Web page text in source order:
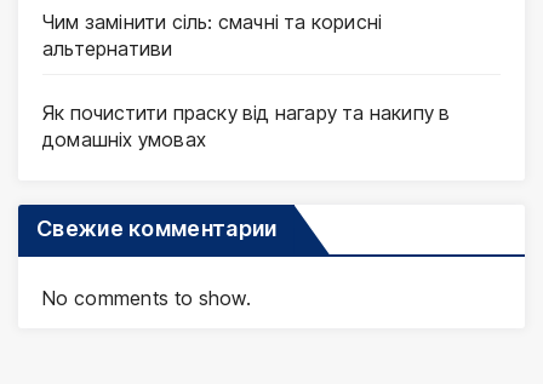
Чим замінити сіль: смачні та корисні
альтернативи
Як почистити праску від нагару та накипу в
домашніх умовах
Свежие комментарии
No comments to show.